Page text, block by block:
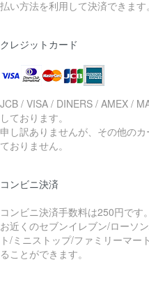
払い方法を利用して決済できます。
クレジットカード
JCB / VISA / DINERS / AMEX /
しております。
申し訳ありませんが、その他のカ
ておりません。
コンビニ決済
コンビニ決済手数料は250円です。
お近くのセブンイレブン/ローソ
ト/ミニストップ/ファミリーマー
ることができます。